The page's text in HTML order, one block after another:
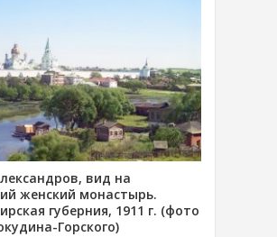
вид на
женский монастырь.
губерния, 1911 г. (фото
Горского)